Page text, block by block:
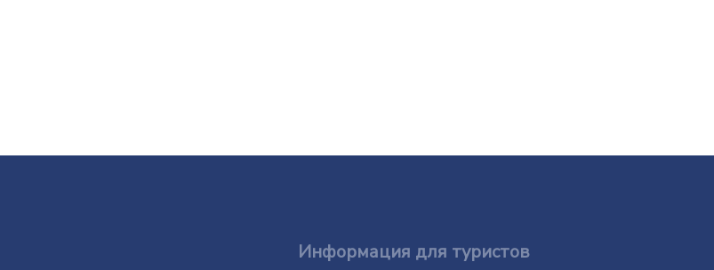
Информация для туристов